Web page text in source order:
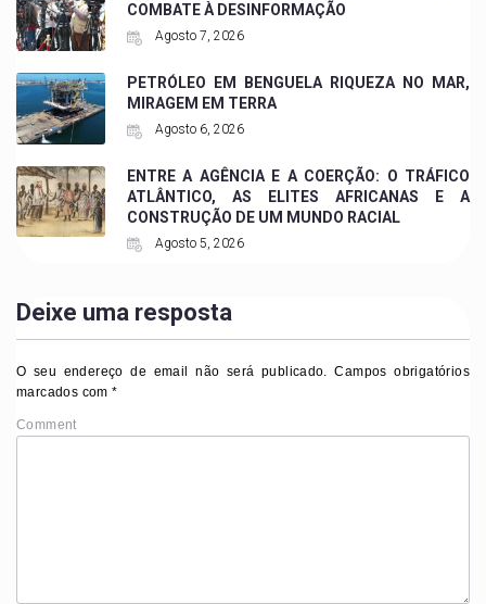
COMBATE À DESINFORMAÇÃO
Agosto 7, 2026
PETRÓLEO EM BENGUELA RIQUEZA NO MAR,
MIRAGEM EM TERRA
Agosto 6, 2026
ENTRE A AGÊNCIA E A COERÇÃO: O TRÁFICO
ATLÂNTICO, AS ELITES AFRICANAS E A
CONSTRUÇÃO DE UM MUNDO RACIAL
Agosto 5, 2026
Deixe uma resposta
O seu endereço de email não será publicado.
Campos obrigatórios
marcados com*
Comment